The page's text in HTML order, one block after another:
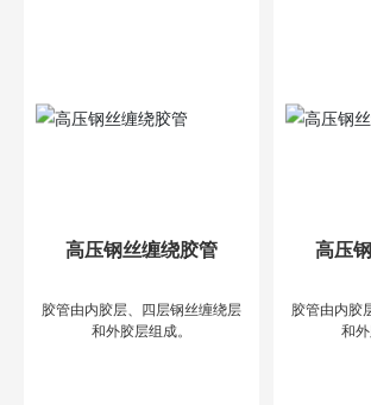
高压钢丝缠绕胶管
胶管由内胶层、四层钢丝缠绕层
和外胶层组成。
高压
胶管由内胶
和外